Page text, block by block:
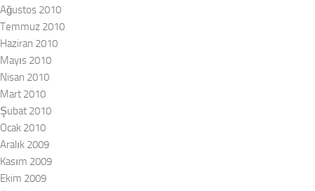
Ağustos 2010
Temmuz 2010
Haziran 2010
Mayıs 2010
Nisan 2010
Mart 2010
Şubat 2010
Ocak 2010
Aralık 2009
Kasım 2009
Ekim 2009